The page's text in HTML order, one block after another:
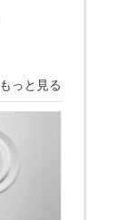
もっと見る